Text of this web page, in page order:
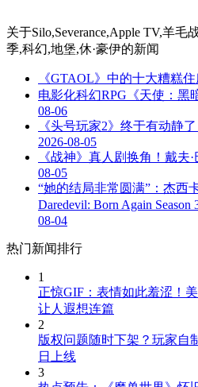
关于Silo,Severance,Apple TV,羊
季,科幻,地堡,休·豪伊的新闻
《GTAOL》中的十大糟糕
电影化科幻RPG《天使：黑
08-06
《头号玩家2》终于有动静
2026-08-05
《战神》真人剧换角！戴夫
08-05
“她的结局非常圆满”：杰西
Daredevil: Born Again
08-04
热门新闻排行
1
正惊GIF：表情如此羞涩！
让人遐想连篇
2
版权问题随时下架？玩家自
日上线
3